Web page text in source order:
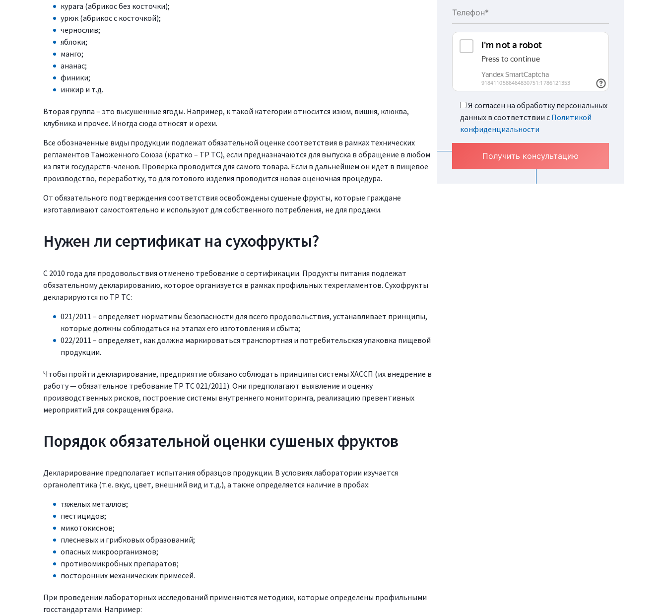
курага (абрикос без косточки);
урюк (абрикос с косточкой);
чернослив;
яблоки;
манго;
ананас;
финики;
инжир и т.д.
Вторая группа – это высушенные ягоды. Например, к такой категории относится изюм, вишня, клюква,
клубника и прочее. Иногда сюда относят и орехи.
Все обозначенные виды продукции подлежат обязательной оценке соответствия в рамках технических
регламентов Таможенного Союза (кратко – ТР ТС), если предназначаются для выпуска в обращение в любом
из пяти государств-членов. Проверка проводится для самого товара. Если в дальнейшем он идет в пищевое
производство, переработку, то для готового изделия проводится новая оценочная процедура.
От обязательного подтверждения соответствия освобождены сушеные фрукты, которые граждане
изготавливают самостоятельно и используют для собственного потребления, не для продажи.
Нужен ли сертификат на сухофрукты?
С 2010 года для продовольствия отменено требование о сертификации. Продукты питания подлежат
обязательному декларированию, которое организуется в рамках профильных техрегламентов. Сухофрукты
декларируются по ТР ТС:
021/2011 – определяет нормативы безопасности для всего продовольствия, устанавливает принципы,
которые должны соблюдаться на этапах его изготовления и сбыта;
022/2011 – определяет, как должна маркироваться транспортная и потребительская упаковка пищевой
продукции.
Чтобы пройти декларирование, предприятие обязано соблюдать принципы системы ХАССП (их внедрение в
работу — обязательное требование ТР ТС 021/2011). Они предполагают выявление и оценку
производственных рисков, построение системы внутреннего мониторинга, реализацию превентивных
мероприятий для сокращения брака.
Порядок обязательной оценки сушеных фруктов
Декларирование предполагает испытания образцов продукции. В условиях лаборатории изучается
органолептика (т.е. вкус, цвет, внешний вид и т.д.), а также определяется наличие в пробах:
тяжелых металлов;
пестицидов;
микотокиснов;
плесневых и грибковых образований;
опасных микроорганизмов;
противомикробных препаратов;
посторонних механических примесей.
При проведении лабораторных исследований применяются методики, которые определены профильными
госстандартами. Например:
Я согласен на обработку персональных
данных в соответствии с Политикой
конфиденциальности